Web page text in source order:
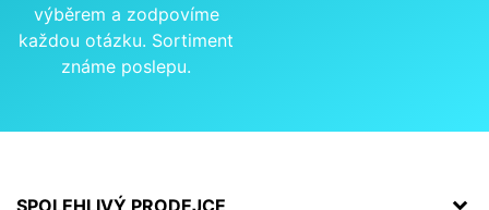
výběrem a zodpovíme
každou otázku. Sortiment
známe poslepu.
SPOLEHLIVÝ PRODEJCE